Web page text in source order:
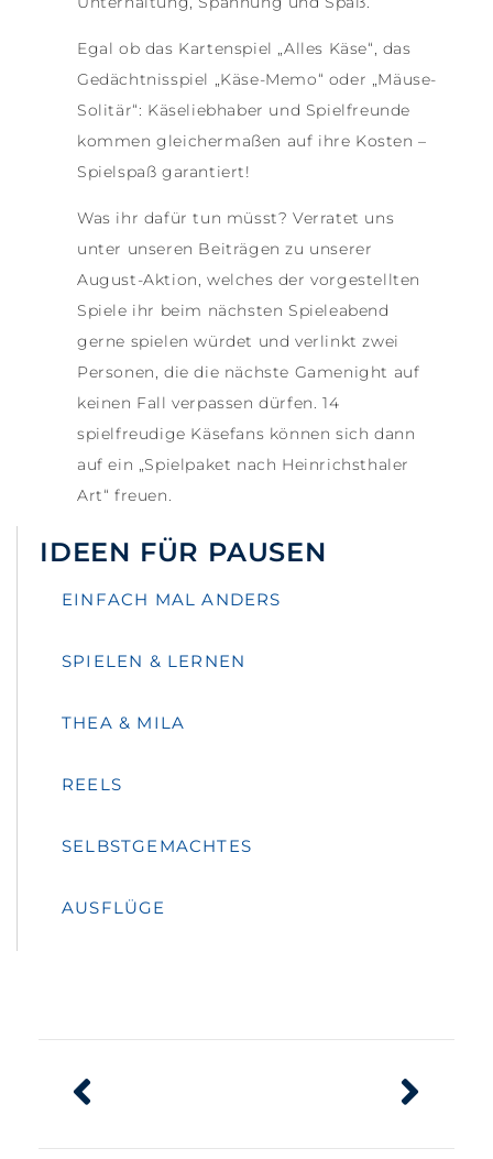
Egal ob das Kartenspiel „Alles Käse“, das
Gedächtnisspiel „Käse-Memo“ oder „Mäuse-
Solitär“: Käseliebhaber und Spielfreunde
kommen gleichermaßen auf ihre Kosten –
Spielspaß garantiert!
Was ihr dafür tun müsst? Verratet uns
unter unseren Beiträgen zu unserer
August-Aktion, welches der vorgestellten
Spiele ihr beim nächsten Spieleabend
gerne spielen würdet und verlinkt zwei
Personen, die die nächste Gamenight auf
keinen Fall verpassen dürfen. 14
spielfreudige Käsefans können sich dann
auf ein „Spielpaket nach Heinrichsthaler
Art“ freuen.
IDEEN FÜR PAUSEN
EINFACH MAL ANDERS
SPIELEN & LERNEN
THEA & MILA
REELS
SELBSTGEMACHTES
AUSFLÜGE